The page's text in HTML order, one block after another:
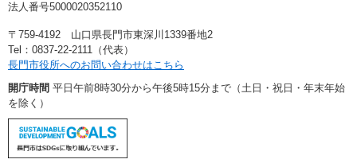
法人番号5000020352110
〒759-4192 山口県長門市東深川1339番地2
Tel：0837-22-2111（代表）
長門市役所へのお問い合わせはこちら
開庁時間 平日午前8時30分から午後5時15分まで（土日・祝日・年末年始
を除く）